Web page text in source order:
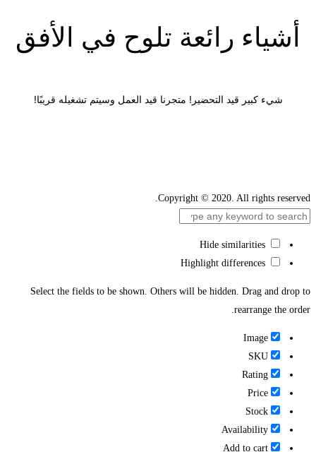
أشياء رائعة تلوح في الأفق
شيء كبير قيد التحضير! متجرنا قيد العمل وسيتم تشغيله قريبًا!
Copyright © 2020. All rights reserved.
Select the fields to be shown. Others will be hidden. Drag and drop to
rearrange the order.
Image
SKU
Rating
Price
Stock
Availability
Add to cart